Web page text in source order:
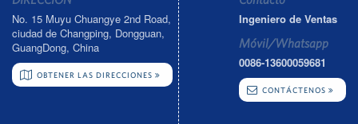
No. 15 Muyu Chuangye 2nd Road,
ciudad de Changping, Dongguan,
GuangDong, China
OBTENER LAS DIRECCIONES
Ingeniero de Ventas
Móvil/Whatsapp
0086-13600059681
CONTÁCTENOS